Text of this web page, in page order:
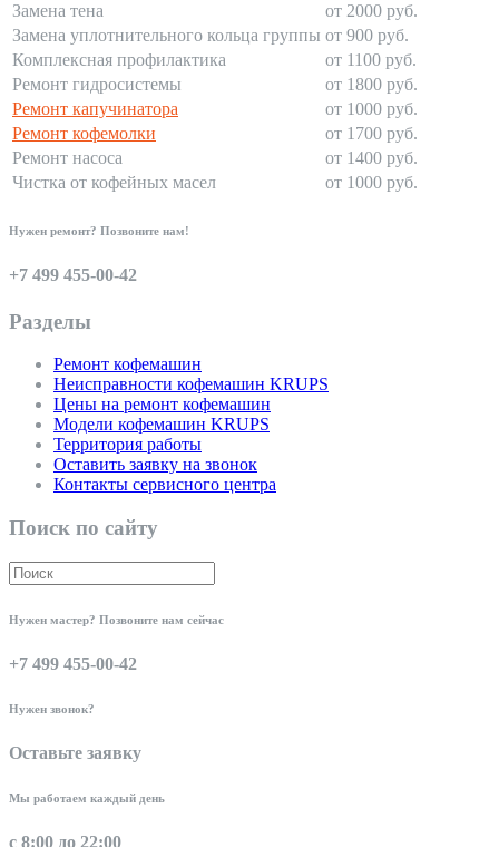
Замена тена
от 2000 руб.
Замена уплотнительного кольца группы от 900 руб.
Комплексная профилактика
от 1100 руб.
Ремонт гидросистемы
от 1800 руб.
Ремонт капучинатора
от 1000 руб.
Ремонт кофемолки
от 1700 руб.
Ремонт насоса
от 1400 руб.
Чистка от кофейных масел
от 1000 руб.
Нужен ремонт? Позвоните нам!
+7 499 455-00-42
Разделы
Ремонт кофемашин
Неисправности кофемашин KRUPS
Цены на ремонт кофемашин
Модели кофемашин KRUPS
Территория работы
Оставить заявку на звонок
Контакты сервисного центра
Поиск по сайту
Нужен мастер? Позвоните нам сейчас
+7 499 455-00-42
Нужен звонок?
Оставьте заявку
Мы работаем каждый день
с 8:00 до 22:00